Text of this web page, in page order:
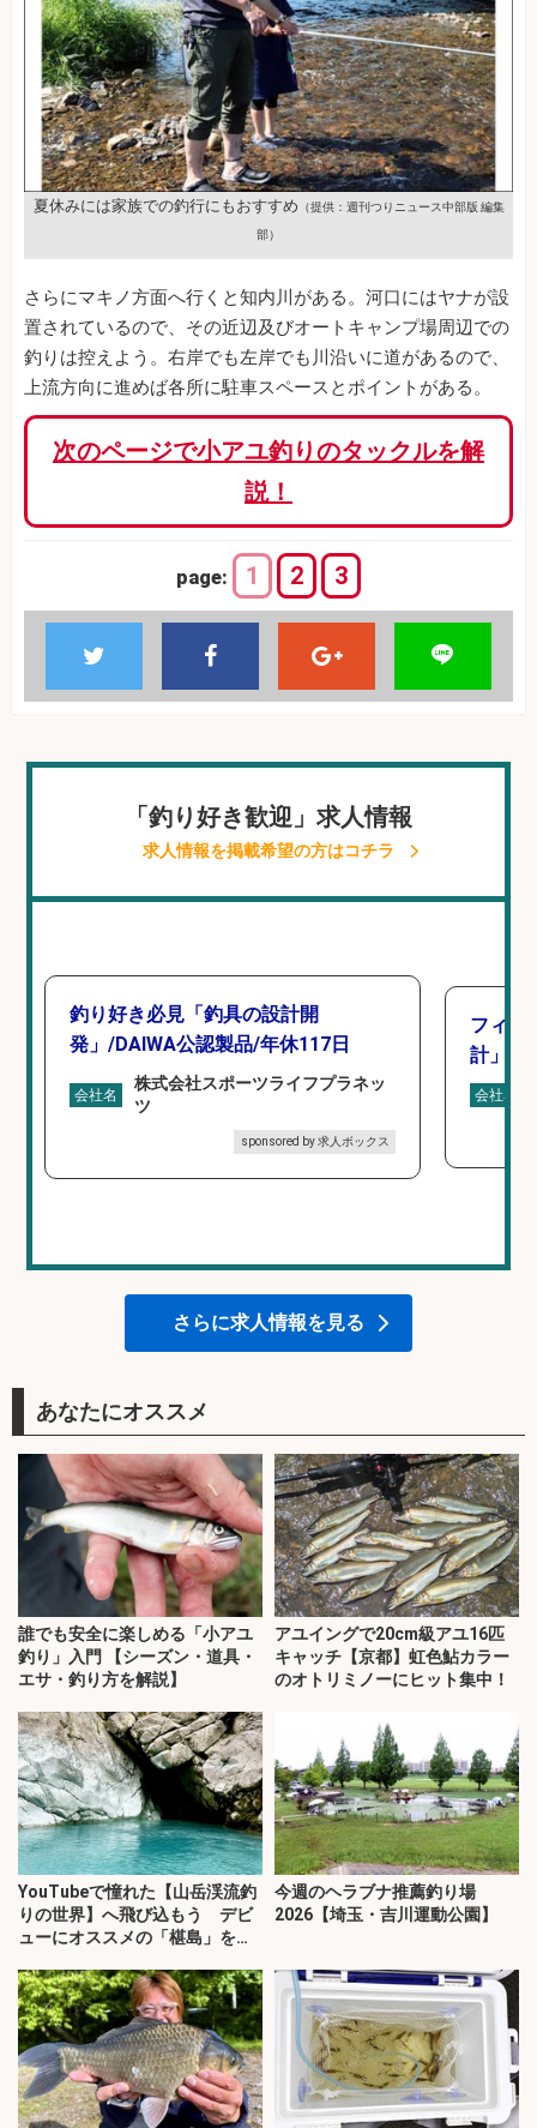
夏休みには家族での釣行にもおすすめ （提供：週刊つりニュース中部版 編集
部）
さらにマキノ方面へ行くと知内川がある。河口にはヤナが設
置されているので、その近辺及びオートキャンプ場周辺での
釣りは控えよう。右岸でも左岸でも川沿いに道があるので、
上流方向に進めば各所に駐車スペースとポイントがある。
次のページで小アユ釣りのタックルを解
説！
page: 1 2 3
「釣り好き歓迎」求人情報
求人情報を掲載希望の方はコチラ
釣り好き必見「釣具の設計開
発」/DAIWA公認製品/年休117日
会社名
株式会社スポーツライフプラネッ
ツ
sponsored by 求人ボックス
フィッ
計」
会社名
さらに求人情報を見る
あなたにオススメ
誰でも安全に楽しめる「小アユ
釣り」入門 【シーズン・道具・
エサ・釣り方を解説】
アユイングで20cm級アユ16匹
キャッチ【京都】虹色鮎カラー
のオトリミノーにヒット集中！
YouTubeで憧れた【山岳渓流釣
りの世界】へ飛び込もう デビ
ューにオススメの「椹島」を紹
今週のヘラブナ推薦釣り場
2026【埼玉・吉川運動公園】